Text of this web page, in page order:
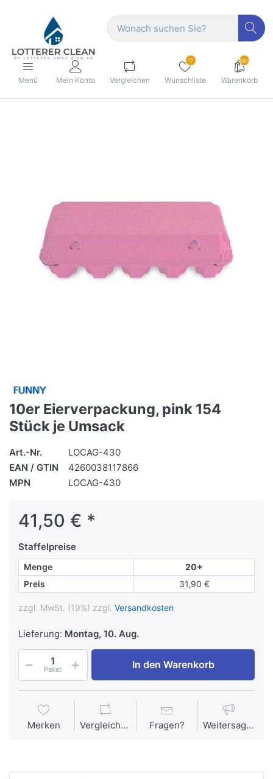
Menü Mein Konto Vergleichen
17
Wunschliste
580
Warenkorb
10er Eierverpackung, pink 154
Stück je Umsack
Art.-Nr.
LOCAG-430
EAN / GTIN
4260038117866
MPN
LOCAG-430
41,50 € *
Staffelpreise
Menge
20+
Preis
31,90 €
zzgl. MwSt. (19%) zzgl. Versandkosten
Lieferung: Montag, 10. Aug.
Paket In den Warenkorb
Merken Vergleichen Fragen? Weitersagen